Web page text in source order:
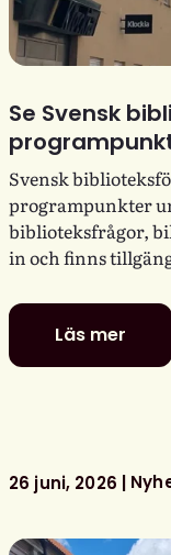
Se Svensk
Svensk
programpunkter
biblioteksfrågor,
in och finns
Läs mer
Se
Svensk
Almedalen
26 juni, 2026